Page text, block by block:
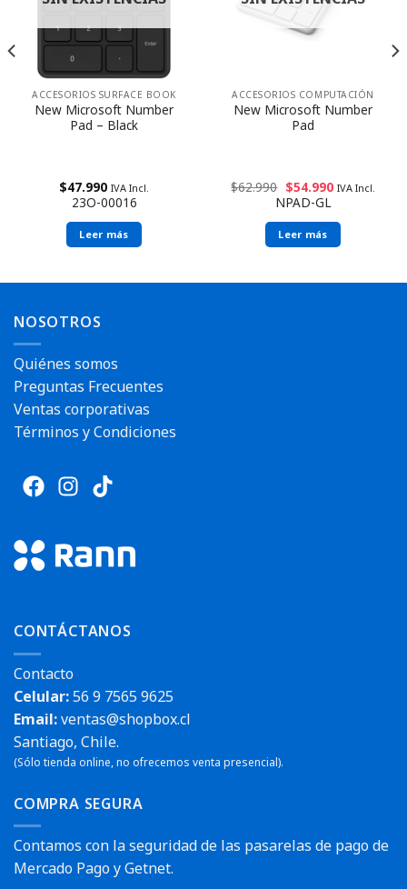
Reserva disponible
ACCESORIOS SURFACE BOOK
New Microsoft Number
Pad – Black
$47.990 IVA Incl.
23O-00016
Leer más
Reserva disponible
ACCESORIOS COMPUTACIÓN
New Microsoft Number
Pad
$62.990 $54.990 IVA Incl.
NPAD-GL
Leer más
NOSOTROS
Quiénes somos
Preguntas Frecuentes
Ventas corporativas
Términos y Condiciones
CONTÁCTANOS
Contacto
Celular:56 9 7565 9625
Email:ventas@shopbox.cl
Santiago, Chile.
(Sólo tienda online, no ofrecemos venta presencial).
COMPRA SEGURA
Contamos con la seguridad de las pasarelas de pago de
Mercado Pago y Getnet.